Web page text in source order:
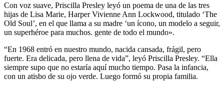
Con voz suave, Priscilla Presley leyó un poema de una de las tres
hijas de Lisa Marie, Harper Vivienne Ann Lockwood, titulado ‘The
Old Soul’, en el que llama a su madre ‘un ícono, un modelo a seguir,
un superhéroe para muchos. gente de todo el mundo».
“En 1968 entró en nuestro mundo, nacida cansada, frágil, pero
fuerte. Era delicada, pero llena de vida”, leyó Priscilla Presley. “Ella
siempre supo que no estaría aquí mucho tiempo. Pasa la infancia,
con un atisbo de su ojo verde. Luego formó su propia familia.